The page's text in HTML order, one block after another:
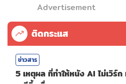
Advertisement
ติดกระแส
ข่าวสาร
5 เหตุผล ที่ทำให้หนัง AI ไม่เวิร์